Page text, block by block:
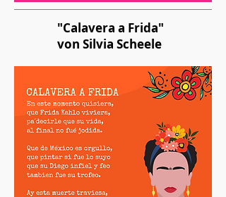
"Calavera a Frida"
von Silvia Scheele